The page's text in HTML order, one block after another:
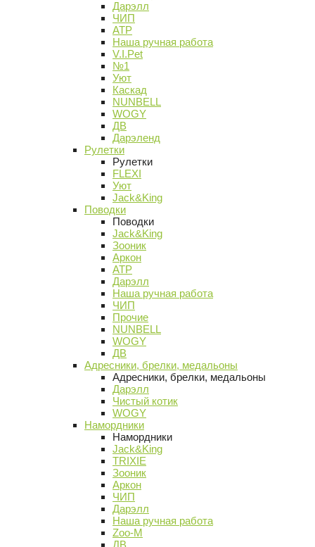
Дарэлл
ЧИП
АТР
Наша ручная работа
V.I.Pet
№1
Уют
Каскад
NUNBELL
WOGY
ДВ
Дарэленд
Рулетки
Рулетки
FLEXI
Уют
Jack&King
Поводки
Поводки
Jack&King
Зооник
Аркон
АТР
Дарэлл
Наша ручная работа
ЧИП
Прочие
NUNBELL
WOGY
ДВ
Адресники, брелки, медальоны
Адресники, брелки, медальоны
Дарэлл
Чистый котик
WOGY
Намордники
Намордники
Jack&King
TRIXIE
Зооник
Аркон
ЧИП
Дарэлл
Наша ручная работа
Zoo-M
ДВ